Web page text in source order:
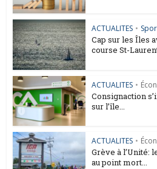
ACTUALITES •
Cap sur les Îles
course St-
ACTUALITES •
Consignaction
sur l’île...
ACTUALITES •
Grève à l’Unité:
au point mort...